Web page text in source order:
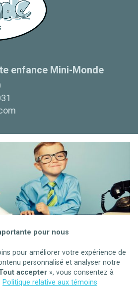
enfance Mini-Monde
pour nous
pour améliorer votre expérience de
personnalisé et analyser notre
accepter », vous consentez à
Politique relative aux témoins